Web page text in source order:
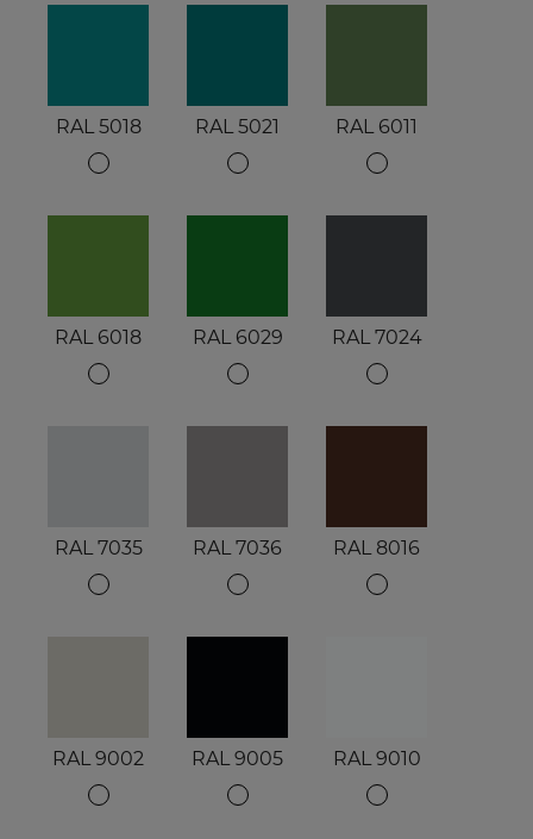
RAL 5018 RAL 5021 RAL 6011
RAL 6018 RAL 6029 RAL 7024
RAL 7035 RAL 7036 RAL 8016
RAL 9002 RAL 9005 RAL 9010